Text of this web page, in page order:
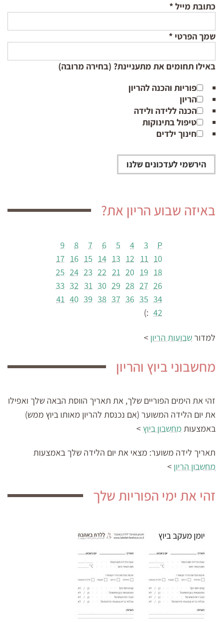
כתובת מייל*
שמך הפרטי *
באילו תחומים את מתעניינת? (בחירה מרובה)
פוריות והכנה להריון
הריון
הכנה ללידה ולידה
טיפול בתינוקות
חינוך ילדים
באיזה שבוע הריון את?
P
3
4
5
6
7
8
9
10
11
12
13
14
15
16
17
18
19
20
21
22
23
24
25
26
27
28
29
30
31
32
33
34
35
36
37
38
39
40
41
42
:)
למדורשבועות הריון >
מחשבוני ביוץ והריון
זהי את הימים הפוריים שלך, את תאריך הווסת הבאה שלך ואפילו
את יום הלידה המשוער (אם נכנסת להריון מאותו ביוץ ממש)
באמצעות מחשבון ביוץ >
תאריך לידה משוער: מצאי את יום הלידה שלך באמצעות
מחשבון הריון >
זהי את ימי הפוריות שלך